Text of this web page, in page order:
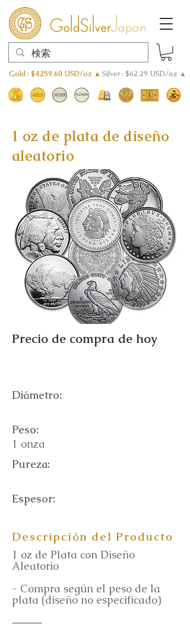
Gold : $4259.60 USD/oz ▲ Silver : $62.29 USD/oz ▲
1 oz de plata de diseño
aleatorio
Precio de compra de hoy
Diámetro:
Peso:
1 onza
Pureza:
Espesor:
Descripción del Producto
1 oz de Plata con Diseño
Aleatorio
- Compra según el peso de la
plata (diseño no especificado)
⸻